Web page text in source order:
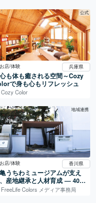
公式
お店/体験 兵庫県
も体も癒される空間～Cozy
で身も心もリフレッシュ
Cozy Color
地域連携
お店/体験 香川県
うちわミュージアムが支え
産地継承と人材育成 ― 400
く地場産業を、次の世代へ
FreeLife Colors メディア事務局